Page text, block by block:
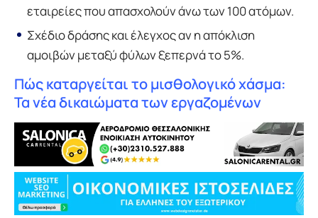
εταιρείες που απασχολούν άνω των 100 ατόμων.
Σχέδιο δράσης και έλεγχος αν η απόκλιση
αμοιβών μεταξύ φύλων ξεπερνά το 5%.
Πώς καταργείται το μισθολογικό χάσμα:
Τα νέα δικαιώματα των εργαζομένων